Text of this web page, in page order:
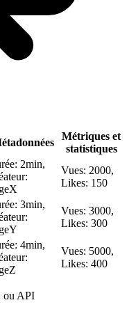
Métriques et
statistiques
2min,
Vues: 2000,
Likes: 150
3min,
Vues: 3000,
Likes: 300
4min,
Vues: 5000,
Likes: 400
ou API